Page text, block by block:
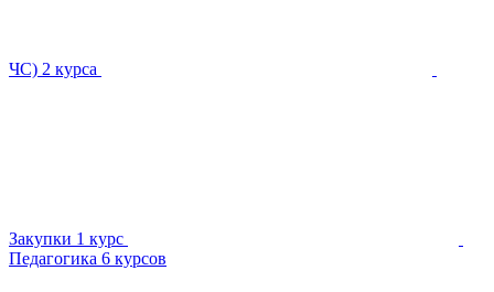
ЧС) 2 курса
Закупки 1 курс
Педагогика 6 курсов